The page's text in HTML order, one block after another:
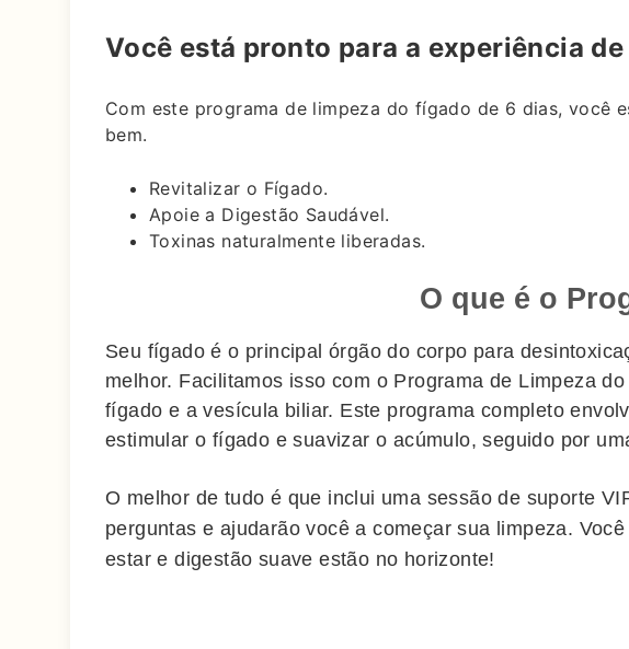
Você está pronto para a experiência
Com este programa de limpeza do fígado de 6 dias, você
bem.
Revitalizar o Fígado.
Apoie a Digestão Saudável.
Toxinas naturalmente liberadas.
O que é o
Seu fígado é o principal órgão do corpo para
melhor. Facilitamos isso com o Programa de Limpeza
fígado e a vesícula biliar. Este programa completo
estimular o fígado e suavizar o acúmulo, seguido por
O melhor de tudo é que inclui uma sessão de suporte
perguntas e ajudarão você a começar sua limpeza.
estar e digestão suave estão no horizonte!